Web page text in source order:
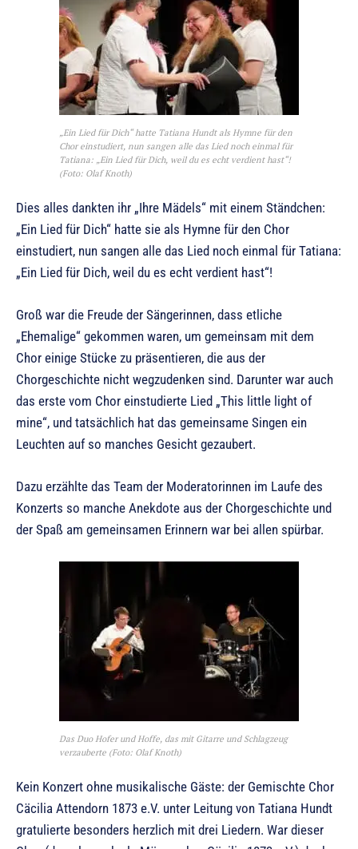
„Ein Lied für Dich“ hatte Tatiana Hundt als Hymne für den
Chor einstudiert, nun sangen alle das Lied noch einmal für
Tatiana: „Ein Lied für Dich, weil du es echt verdient hast“!
(Foto: Olaf Knoth)
Dies alles dankten ihr „Ihre Mädels“ mit einem Ständchen:
„Ein Lied für Dich“ hatte sie als Hymne für den Chor
einstudiert, nun sangen alle das Lied noch einmal für Tatiana:
„Ein Lied für Dich, weil du es echt verdient hast“!
Groß war die Freude der Sängerinnen, dass etliche
„Ehemalige“ gekommen waren, um gemeinsam mit dem
Chor einige Stücke zu präsentieren, die aus der
Chorgeschichte nicht wegzudenken sind. Darunter war auch
das erste vom Chor einstudierte Lied „This little light of
mine“, und tatsächlich hat das gemeinsame Singen ein
Leuchten auf so manches Gesicht gezaubert.
Dazu erzählte das Team der Moderatorinnen im Laufe des
Konzerts so manche Anekdote aus der Chorgeschichte und
der Spaß am gemeinsamen Erinnern war bei allen spürbar.
Das Duo Hofer und Hoffe, das mit Gitarre und Schlagzeug
verzauberte (Foto: Olaf Knoth)
Kein Konzert ohne musikalische Gäste: der Gemischte Chor
Cäcilia Attendorn 1873 e.V. unter Leitung von Tatiana Hundt
gratulierte besonders herzlich mit drei Liedern. War dieser